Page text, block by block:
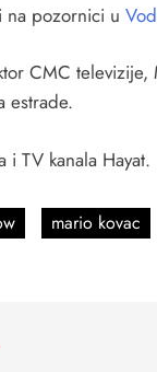
na pozornici u
CMC televizije,
estrade.
TV kanala Hayat.
mario kovac